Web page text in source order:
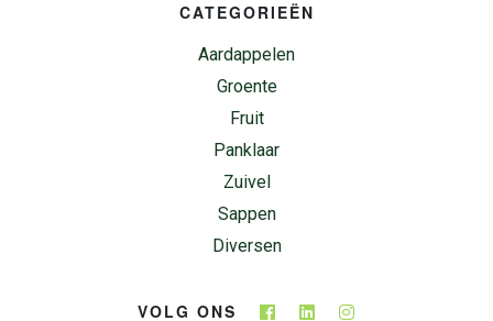
CATEGORIEËN
Aardappelen
Groente
Fruit
Panklaar
Zuivel
Sappen
Diversen
VOLG ONS